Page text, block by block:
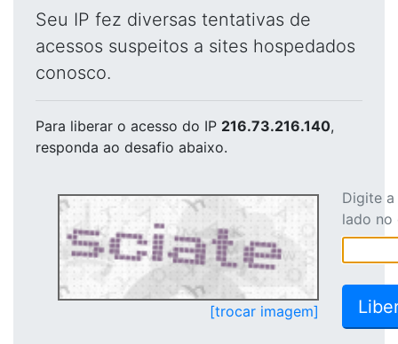
Seu IP fez diversas tentativas de
acessos suspeitos a sites hospedados
conosco.
Para liberar o acesso do IP 216.73.216.140,
responda ao desafio abaixo.
[trocar imagem]
Digite
lado no